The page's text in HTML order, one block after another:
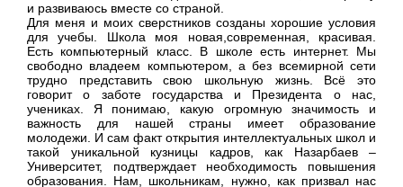
и развиваюсь вместе со страной.
Для меня и моих сверстников созданы хорошие условия
для учебы. Школа моя новая,современная, красивая.
Есть компьютерный класс. В школе есть интернет. Мы
свободно владеем компьютером, а без всемирной сети
трудно представить свою школьную жизнь. Всё это
говорит о заботе государства и Президента о нас,
учениках. Я понимаю, какую огромную значимость и
важность для нашей страны имеет образование
молодежи. И сам факт открытия интеллектуальных школ и
такой уникальной кузницы кадров, как Назарбаев –
Университет, подтверждает необходимость повышения
образования. Нам, школьникам, нужно, как призвал нас